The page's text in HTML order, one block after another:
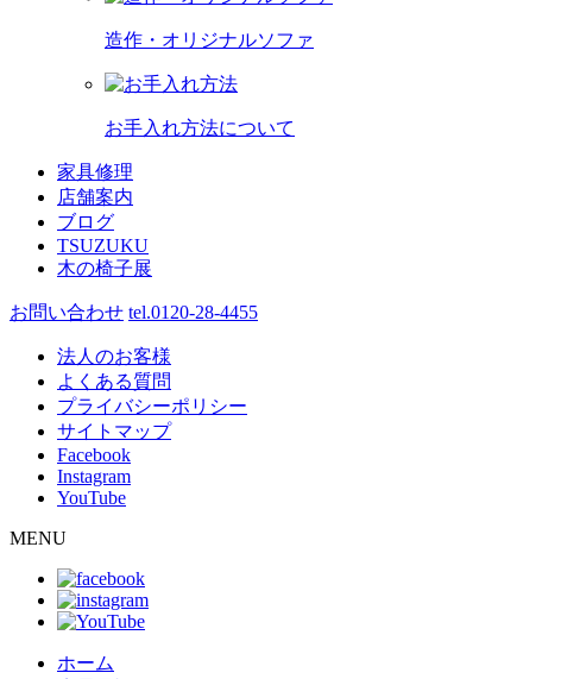
造作・オリジナルソファ
お手入れ方法について
家具修理
店舗案内
ブログ
TSUZUKU
木の椅子展
お問い合わせ tel.0120-28-4455
法人のお客様
よくある質問
プライバシーポリシー
サイトマップ
Facebook
Instagram
YouTube
MENU
ホーム